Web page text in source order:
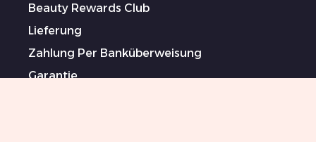
Beauty Rewards Club
Lieferung
Zahlung Per Banküberweisung
Garantie